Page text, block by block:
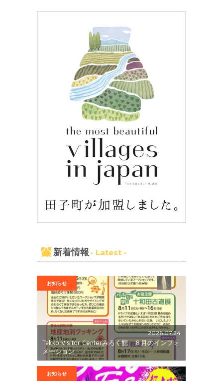
新着情報 - Latest -
お知らせ
2026.07.24
Takko Visitor Centerみろく館 ８月のインフォ
メーション
お知らせ